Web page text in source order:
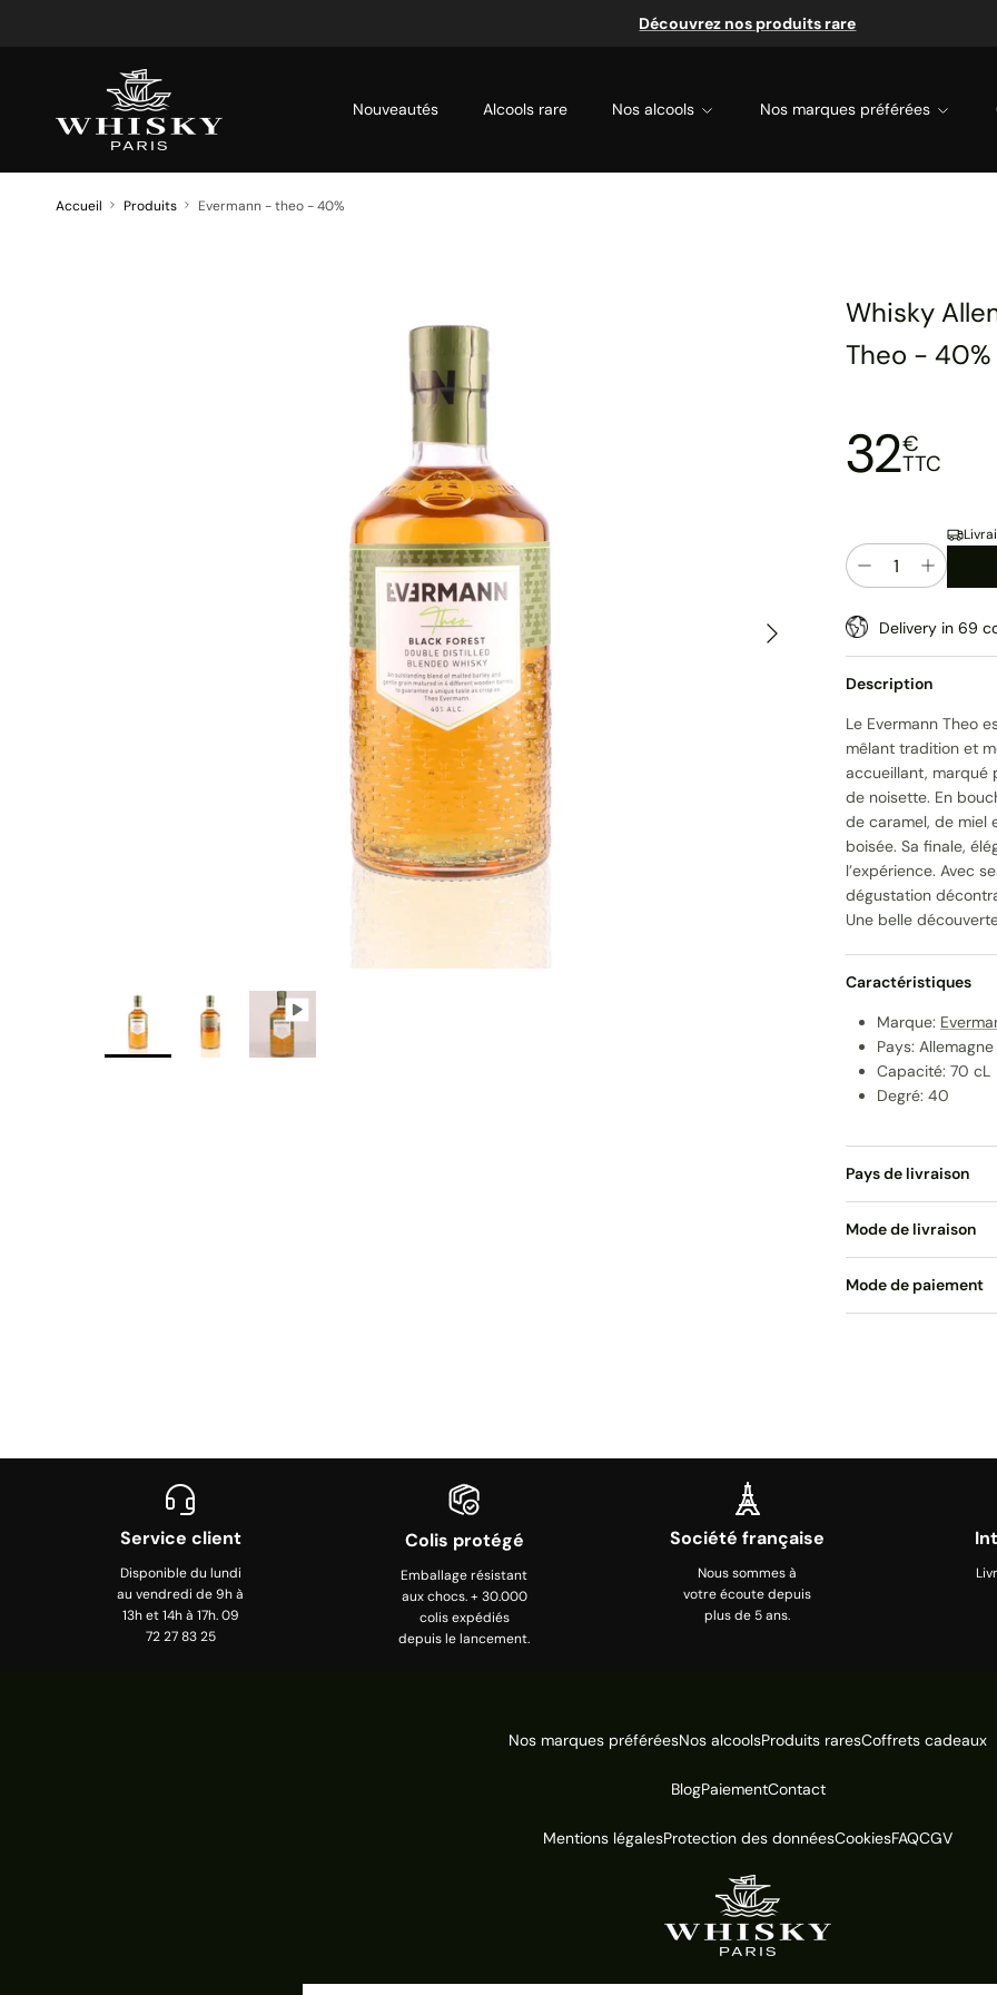
Découvrez nos produits rare
Nouveautés Alcools rare Nos alcools Nos marques préférées
Accueil Produits Evermann - theo - 40%
Suivant
Whisky
Theo - 40%
32€
TTC
Quantité
Delivery in 69
Description
Le Evermann Theo
mêlant tradition et
accueillant, marqué
de noisette. En
de caramel, de miel
boisée. Sa finale,
l’expérience. Avec
dégustation
Une belle
Caractéristiques
Marque:
Pays: Allemagne
Capacité: 70 cL
Degré: 40
Pays de livraison
Mode de livraison
Mode de paiement
Service client
Disponible du lundi
au vendredi de 9h à
13h et 14h à 17h. 09
72 27 83 25
Colis protégé
Emballage résistant
aux chocs. + 30.000
colis expédiés
depuis le lancement.
Société française
Nous sommes à
votre écoute depuis
plus de 5 ans.
Nos marques préféréesNos alcoolsProduits raresCoffrets cadeaux
BlogPaiementContact
Mentions légalesProtection des donnéesCookiesFAQCGV